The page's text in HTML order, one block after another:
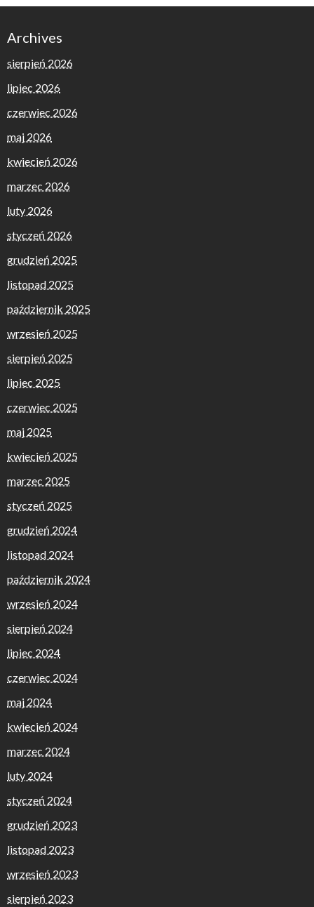
Archives
sierpień 2026
lipiec 2026
czerwiec 2026
maj 2026
kwiecień 2026
marzec 2026
luty 2026
styczeń 2026
grudzień 2025
listopad 2025
październik 2025
wrzesień 2025
sierpień 2025
lipiec 2025
czerwiec 2025
maj 2025
kwiecień 2025
marzec 2025
styczeń 2025
grudzień 2024
listopad 2024
październik 2024
wrzesień 2024
sierpień 2024
lipiec 2024
czerwiec 2024
maj 2024
kwiecień 2024
marzec 2024
luty 2024
styczeń 2024
grudzień 2023
listopad 2023
wrzesień 2023
sierpień 2023